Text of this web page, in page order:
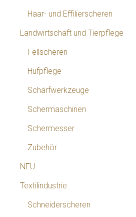
Haar- und Effilierscheren
Landwirtschaft und Tierpflege
Fellscheren
Hufpflege
Schärfwerkzeuge
Schermaschinen
Schermesser
Zubehör
NEU
Textilindustrie
Schneiderscheren